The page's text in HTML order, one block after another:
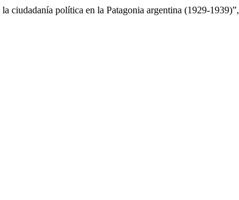
ciudadanía política en la Patagonia argentina (1929-1939)”,